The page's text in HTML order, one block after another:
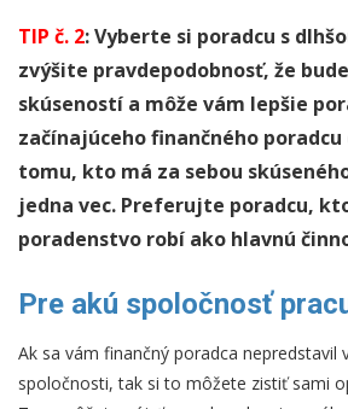
TIP č. 2: Vyberte si poradcu s
zvýšite pravdepodobnosť, že
skúseností a môže vám lepšie
začínajúceho finančného
tomu, kto má za sebou
jedna vec. Preferujte poradcu,
poradenstvo robí ako hlavnú
Pre akú spoločnosť
Ak sa vám finančný poradca
spoločnosti, tak si to môžete zistiť sami